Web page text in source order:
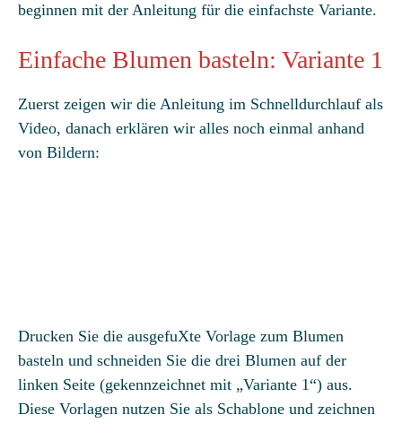
beginnen mit der Anleitung für die einfachste Variante.
Einfache Blumen basteln: Variante 1
Zuerst zeigen wir die Anleitung im Schnelldurchlauf als
Video, danach erklären wir alles noch einmal anhand
von Bildern:
Drucken Sie die ausgefuXte Vorlage zum Blumen
basteln und schneiden Sie die drei Blumen auf der
linken Seite (gekennzeichnet mit „Variante 1“) aus.
Diese Vorlagen nutzen Sie als Schablone und zeichnen